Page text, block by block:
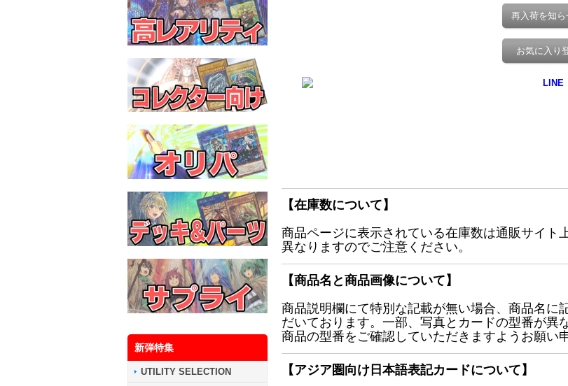
新弾特集
UTILITY SELECTION
再入荷を知ら
お気に入り
【在庫数について】
商品ページに表示されている在庫数は通販サイト
異なりますのでご注意ください。
【商品名と商品画像について】
商品説明欄にて特別な記載が無い場合、商品名に
だいております。一部、写真とカードの型番が異
商品の型番をご確認していただきますようお願い
【アジア圏向け日本語表記カードについて】